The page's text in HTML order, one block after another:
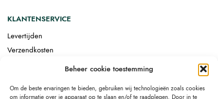
Beheer cookie toestemming
Om de beste ervaringen te bieden, gebruiken wij technologieën zoals cookies
om informatie over je apparaat op te slaan en/of te raadplegen. Door in te
KLANTENSERVICE
Levertijden
Verzendkosten
Afgemonteerd laten bezorgen
Drop-shipping